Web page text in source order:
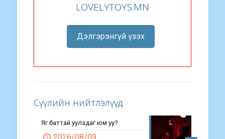
LOVELYTOYS.MN
Дэлгэрэнгүй үзэх
Сүүлийн нийтлэлүүд
Яг баттай уулздаг юм уу?